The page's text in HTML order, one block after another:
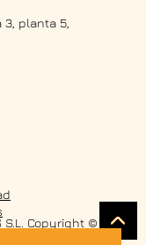
planta 5,
S.L. Copyright © 2026